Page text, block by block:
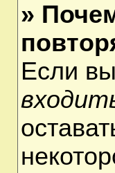
»
Если